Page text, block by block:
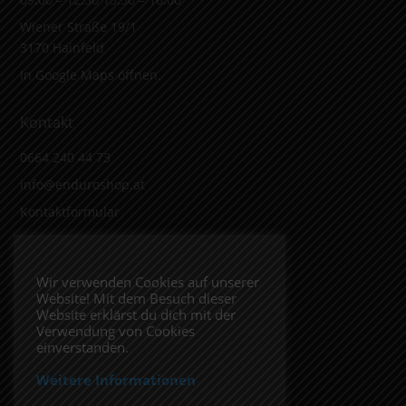
Wiener Straße 19/1
3170 Hainfeld
In Google Maps öffnen.
Kontakt
0664 240 44 73
info@enduroshop.at
Kontaktformular
Impressum
Datenschutzerklärung
Folge uns
Wir verwenden Cookies auf unserer
Website! Mit dem Besuch dieser
Website erklärst du dich mit der
Verwendung von Cookies
einverstanden.
Weitere Informationen